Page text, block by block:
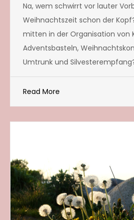
Na, wem schwirrt vor lauter
Weihnachtszeit schon der
mitten in der Organisation von
Adventsbasteln,
Umtrunk und
Read More